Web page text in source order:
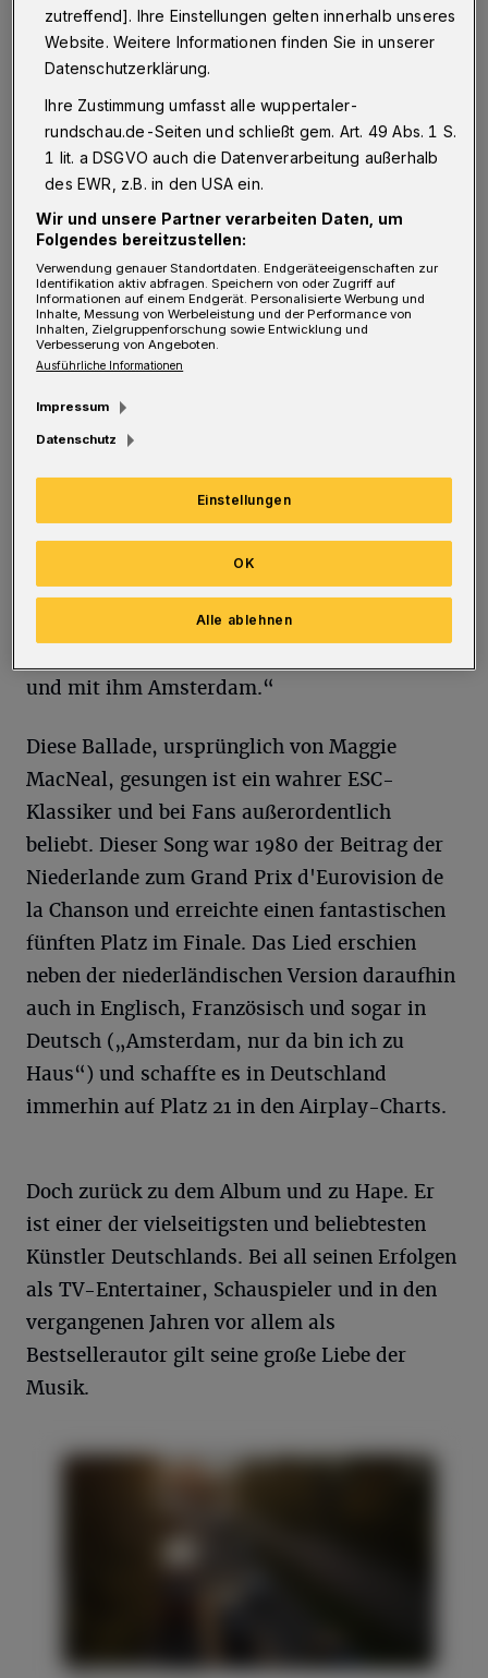
E ine CD vollgepackt mit 14 sehr schönen
Songs. Und alle Lieder sind von
niederländischen Komponisten und waren in
unserem Nachbarland bereits alles Hits in der
Originalversion.
Aufmerksam wurde ich, als Hape Kerkeling im
Fernsehen eines meiner Lieblingslieder aus
dem ESC, nämlich „Amsterdam", sang. Ich
konnte es gar nicht glauben, dass er dieses
tolle Lied neu entdeckt hat und uns die
Geschichte von Jan, der Liebe und dem
Auszug aus dem Refrain: „Amsterdam,
Amsterdam, er denkt noch oft an ihn,
Amsterdam, Amsterdam wo Gras und Liebe
blüh‘n. Amsterdam war das schön. Wo's
und mit ihm Amsterdam.“
Diese Ballade, ursprünglich von Maggie
MacNeal, gesungen ist ein wahrer ESC-
Klassiker und bei Fans außerordentlich
beliebt. Dieser Song war 1980 der Beitrag der
Niederlande zum Grand Prix d'Eurovision de
la Chanson und erreichte einen fantastischen
fünften Platz im Finale. Das Lied erschien
neben der niederländischen Version daraufhin
auch in Englisch, Französisch und sogar in
Deutsch („Amsterdam, nur da bin ich zu
Haus“) und schaffte es in Deutschland
immerhin auf Platz 21 in den Airplay-Charts.
Doch zurück zu dem Album und zu Hape. Er
ist einer der vielseitigsten und beliebtesten
Künstler Deutschlands. Bei all seinen Erfolgen
als TV-Entertainer, Schauspieler und in den
vergangenen Jahren vor allem als
Bestsellerautor gilt seine große Liebe der
Musik.
zutreffend]. Ihre Einstellungen gelten innerhalb unseres
Website. Weitere Informationen finden Sie in unserer
Datenschutzerklärung.
Ihre Zustimmung umfasst alle wuppertaler-
rundschau.de-Seiten und schließt gem. Art. 49 Abs. 1 S.
1 lit. a DSGVO auch die Datenverarbeitung außerhalb
des EWR, z.B. in den USA ein.
Wir und unsere Partner verarbeiten Daten, um
Folgendes bereitzustellen:
Verwendung genauer Standortdaten. Endgeräteeigenschaften zur
Identifikation aktiv abfragen. Speichern von oder Zugriff auf
Informationen auf einem Endgerät. Personalisierte Werbung und
Inhalte, Messung von Werbeleistung und der Performance von
Inhalten, Zielgruppenforschung sowie Entwicklung und
Verbesserung von Angeboten.
Ausführliche Informationen
Impressum
Datenschutz
Einstellungen
Alle ablehnen
OK